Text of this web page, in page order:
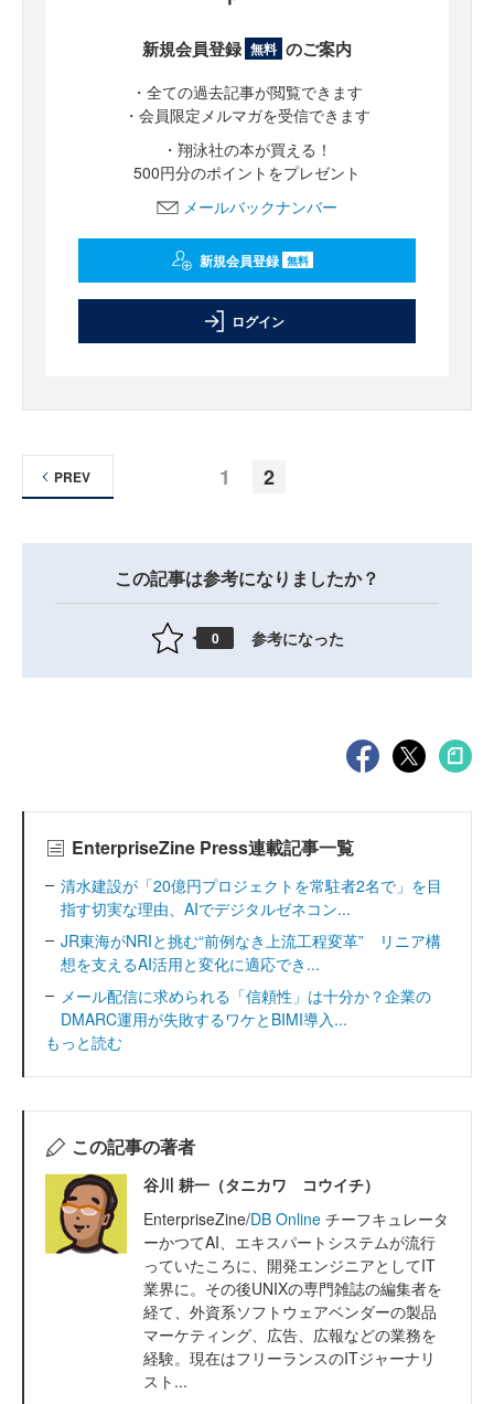
新規会員登録 無料 のご案内
・全ての過去記事が閲覧できます
・会員限定メルマガを受信できます
・翔泳社の本が買える！
500円分のポイントをプレゼント
メールバックナンバー
新規会員登録 無料
ログイン
1 2
PREV
この記事は参考になりましたか？
0 参考になった
EnterpriseZine Press連載記事一覧
清水建設が「20億円プロジェクトを常駐者2名で」を目
指す切実な理由、AIでデジタルゼネコン...
JR東海がNRIと挑む“前例なき上流工程変革” リニア構
想を支えるAI活用と変化に適応でき...
メール配信に求められる「信頼性」は十分か？企業の
DMARC運用が失敗するワケとBIMI導入...
もっと読む
この記事の著者
谷川 耕一（タニカワ コウイチ）
EnterpriseZine/DB Online チーフキュレータ
ーかつてAI、エキスパートシステムが流行
っていたころに、開発エンジニアとしてIT
業界に。その後UNIXの専門雑誌の編集者を
経て、外資系ソフトウェアベンダーの製品
マーケティング、広告、広報などの業務を
経験。現在はフリーランスのITジャーナリ
スト...